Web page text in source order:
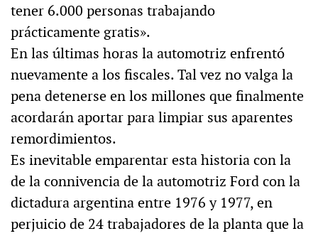
tener 6.000 personas trabajando
prácticamente gratis».
En las últimas horas la automotriz enfrentó
nuevamente a los fiscales. Tal vez no valga la
pena detenerse en los millones que finalmente
acordarán aportar para limpiar sus aparentes
remordimientos.
Es inevitable emparentar esta historia con la
de la connivencia de la automotriz Ford con la
dictadura argentina entre 1976 y 1977, en
perjuicio de 24 trabajadores de la planta que la